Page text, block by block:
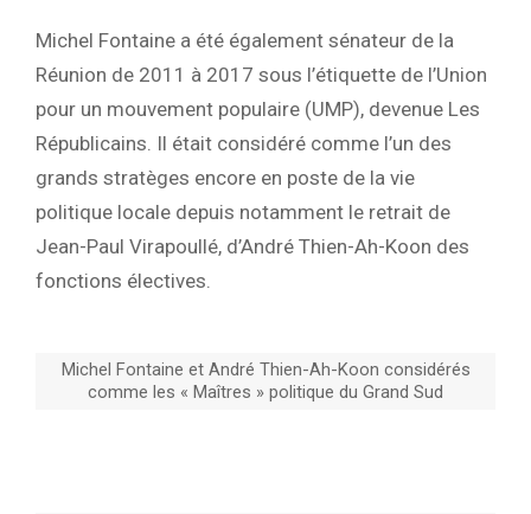
Michel Fontaine a été également sénateur de la
Réunion de 2011 à 2017 sous l’étiquette de l’Union
pour un mouvement populaire (UMP), devenue Les
Républicains. Il était considéré comme l’un des
grands stratèges encore en poste de la vie
politique locale depuis notamment le retrait de
Jean-Paul Virapoullé, d’André Thien-Ah-Koon des
fonctions électives.
Michel Fontaine et André Thien-Ah-Koon considérés
comme les « Maîtres » politique du Grand Sud